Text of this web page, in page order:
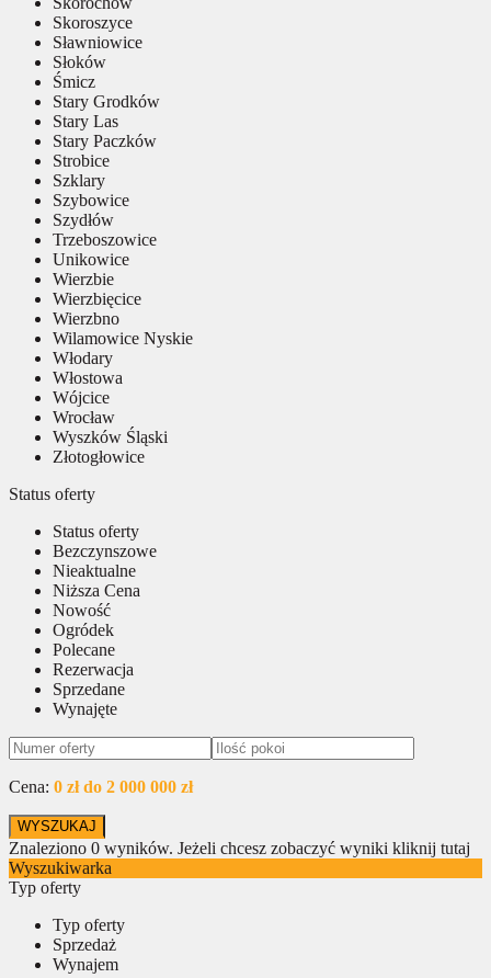
Skoroszyce
Sławniowice
Słoków
Śmicz
Stary Grodków
Stary Las
Stary Paczków
Strobice
Szklary
Szybowice
Szydłów
Trzeboszowice
Unikowice
Wierzbie
Wierzbięcice
Wierzbno
Wilamowice Nyskie
Włodary
Włostowa
Wójcice
Wrocław
Wyszków Śląski
Złotogłowice
Status oferty
Status oferty
Bezczynszowe
Nieaktualne
Niższa Cena
Nowość
Ogródek
Polecane
Rezerwacja
Sprzedane
Wynajęte
Cena: 0 zł do 2 000 000 zł
Znaleziono 0 wyników. Jeżeli chcesz zobaczyć wyniki kliknij tutaj
Wyszukiwarka
Typ oferty
Typ oferty
Sprzedaż
Wynajem